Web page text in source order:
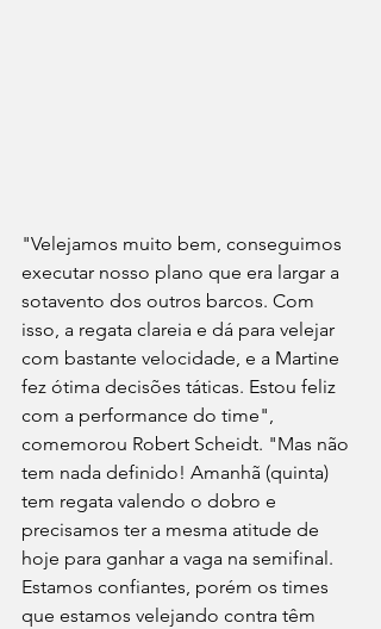
"Velejamos muito bem, conseguimos
executar nosso plano que era largar a
sotavento dos outros barcos. Com
isso, a regata clareia e dá para velejar
com bastante velocidade, e a Martine
fez ótima decisões táticas. Estou feliz
com a performance do time",
comemorou Robert Scheidt. "Mas não
tem nada definido! Amanhã (quinta)
tem regata valendo o dobro e
precisamos ter a mesma atitude de
hoje para ganhar a vaga na semifinal.
Estamos confiantes, porém os times
que estamos velejando contra têm